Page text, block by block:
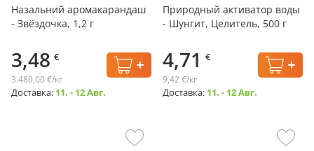
Назальний аромакарандаш
- Звёздочка, 1,2 г
3,48 €
3.480,00 €/кг
Доставка: 11. - 12 Авг.
Природный активатор воды
- Шунгит, Целитель, 500 г
4,71 €
9,42 €/кг
Доставка: 11. - 12 Авг.